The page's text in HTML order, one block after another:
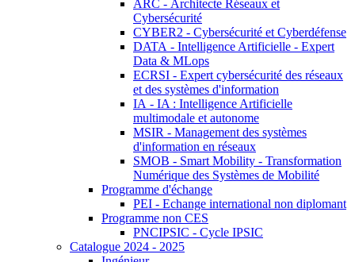
ARC - Architecte Réseaux et
Cybersécurité
CYBER2 - Cybersécurité et Cyberdéfense
DATA - Intelligence Artificielle - Expert
Data & MLops
ECRSI - Expert cybersécurité des réseaux
et des systèmes d'information
IA - IA : Intelligence Artificielle
multimodale et autonome
MSIR - Management des systèmes
d'information en réseaux
SMOB - Smart Mobility - Transformation
Numérique des Systèmes de Mobilité
Programme d'échange
PEI - Echange international non diplomant
Programme non CES
PNCIPSIC - Cycle IPSIC
Catalogue 2024 - 2025